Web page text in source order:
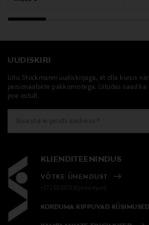
UUDISKIRI
Liitu Stockmanni uudiskirjaga, et olla kursis
personaalsete pakkumistega. Liitudes saad ka
poe ostult.
KLIENDITEENINDUS
VÕTKE ÜHENDUST
+372 6339539(pvm/mpm)
KORDUMA KIPPUVAD KÜSIMUSED